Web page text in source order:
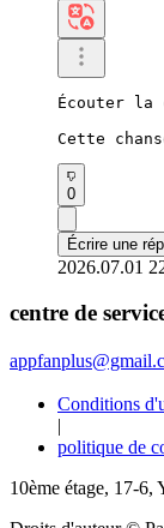
Écouter la
Cette
0
Écrire une
2026.07.01
centre de
Conditions
|
politique de
10ème étage, 17-6,